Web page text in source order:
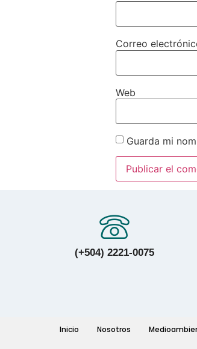
Correo
Web
Guarda mi
(+504) 2221-0075
Inicio Nosotros